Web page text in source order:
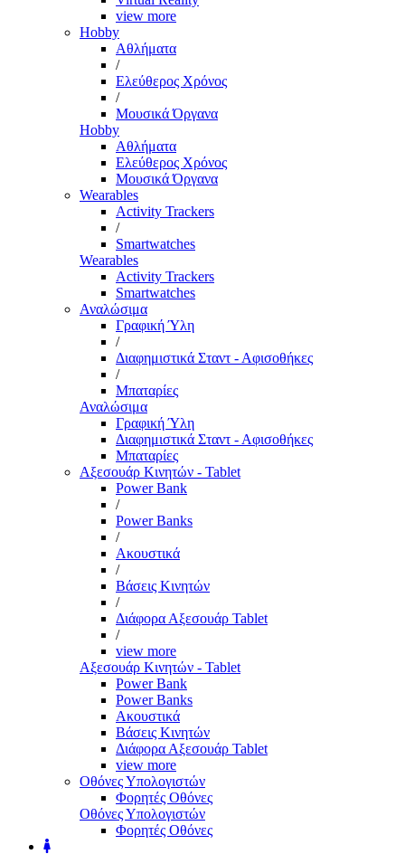
view more
Hobby
Αθλήματα
/
Ελεύθερος Χρόνος
/
Μουσικά Όργανα
Hobby
Αθλήματα
Ελεύθερος Χρόνος
Μουσικά Όργανα
Wearables
Activity Trackers
/
Smartwatches
Wearables
Activity Trackers
Smartwatches
Αναλώσιμα
Γραφική Ύλη
/
Διαφημιστικά Σταντ - Αφισοθήκες
/
Μπαταρίες
Αναλώσιμα
Γραφική Ύλη
Διαφημιστικά Σταντ - Αφισοθήκες
Μπαταρίες
Αξεσουάρ Κινητών - Tablet
Power Bank
/
Power Banks
/
Ακουστικά
/
Βάσεις Κινητών
/
Διάφορα Αξεσουάρ Tablet
/
view more
Αξεσουάρ Κινητών - Tablet
Power Bank
Power Banks
Ακουστικά
Βάσεις Κινητών
Διάφορα Αξεσουάρ Tablet
view more
Οθόνες Υπολογιστών
Φορητές Οθόνες
Οθόνες Υπολογιστών
Φορητές Οθόνες